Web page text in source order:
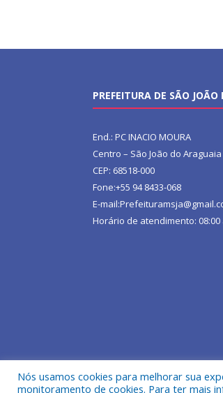
PREFEITURA DE SÃO
End.: PC INACIO MOURA
Centro – São João do Araguaia
CEP: 68518-000
Fone:+55 94 8433-068
E-
Horário de atendimento: 08:00
Todos os direitos reservados
Nós usamos cookies para melhorar sua
monitoramento de cookies. Para ter mais